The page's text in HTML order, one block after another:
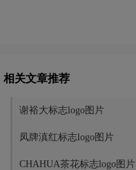
相关文章推荐
谢裕大标志logo图片
凤牌滇红标志logo图片
CHAHUA茶花标志logo图片